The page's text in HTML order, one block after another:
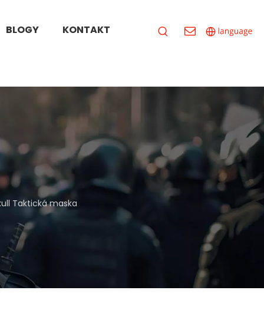
BLOGY KONTAKT
Taktická maska